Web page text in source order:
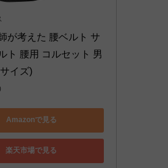
が考えた 腰ベルト サ
ト 腰用 コルセット 男
イズ)
Amazonで見る
楽天市場で見る